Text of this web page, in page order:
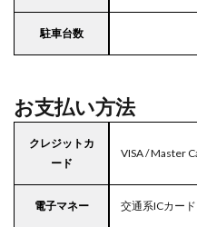
駐車台数
お支払い方法
クレジットカ
ード
VISA / Master
電子マネー 交通系ICカー